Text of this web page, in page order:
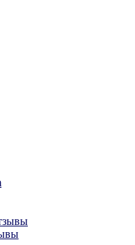
для
крюинговых
и Всего
Работа,
form